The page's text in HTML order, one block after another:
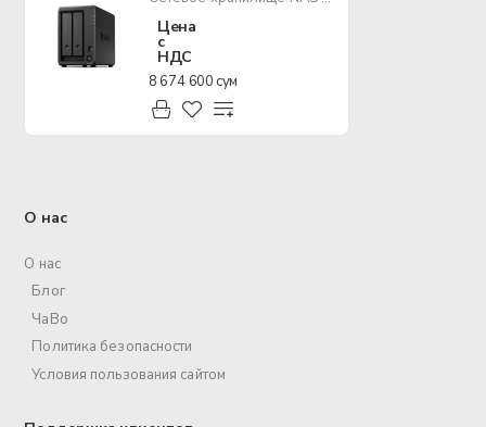
Цена
с
НДС
8 674 600 сум
О нас
О нас
Блог
ЧаВо
Политика безопасности
Условия пользования сайтом